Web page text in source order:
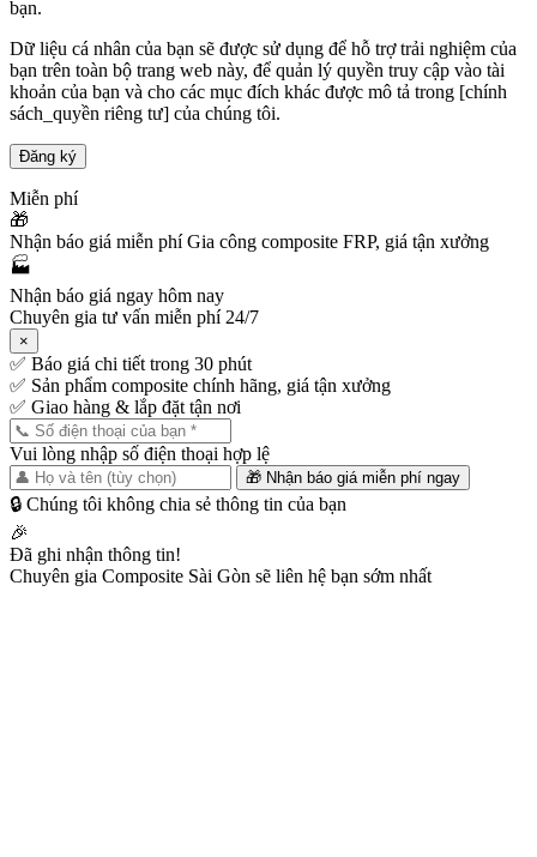
bạn.
Dữ liệu cá nhân của bạn sẽ được sử dụng để hỗ trợ trải nghiệm của
bạn trên toàn bộ trang web này, để quản lý quyền truy cập vào tài
khoản của bạn và cho các mục đích khác được mô tả trong [chính
sách_quyền riêng tư] của chúng tôi.
Đăng ký
Miễn phí
🎁
Nhận báo giá miễn phí Gia công composite FRP, giá tận xưởng
🏭
Nhận báo giá ngay hôm nay
Chuyên gia tư vấn miễn phí 24/7
×
✅ Báo giá chi tiết trong 30 phút
✅ Sản phẩm composite chính hãng, giá tận xưởng
✅ Giao hàng & lắp đặt tận nơi
Vui lòng nhập số điện thoại hợp lệ
🎁 Nhận báo giá miễn phí ngay
🔒 Chúng tôi không chia sẻ thông tin của bạn
🎉
Đã ghi nhận thông tin!
Chuyên gia Composite Sài Gòn sẽ liên hệ bạn sớm nhất